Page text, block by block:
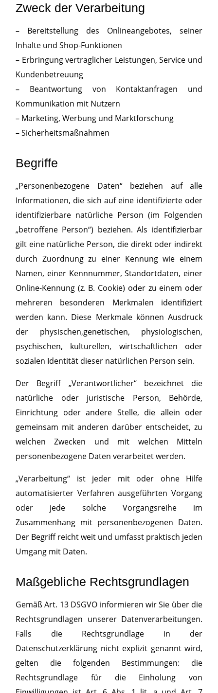
Zweck der Verarbeitung
– Bereitstellung des Onlineangebotes, seiner
Inhalte und Shop-Funktionen
– Erbringung vertraglicher Leistungen, Service und
Kundenbetreuung
– Beantwortung von Kontaktanfragen und
Kommunikation mit Nutzern
– Marketing, Werbung und Marktforschung
– Sicherheitsmaßnahmen
Begriffe
„Personenbezogene Daten“ beziehen auf alle
Informationen, die sich auf eine identifizierte oder
identifizierbare natürliche Person (im Folgenden
„betroffene Person“) beziehen. Als identifizierbar
gilt eine natürliche Person, die direkt oder indirekt
durch Zuordnung zu einer Kennung wie einem
Namen, einer Kennnummer, Standortdaten, einer
Online-Kennung (z. B. Cookie) oder zu einem oder
mehreren besonderen Merkmalen identifiziert
werden kann. Diese Merkmale können Ausdruck
der physischen,genetischen, physiologischen,
psychischen, kulturellen, wirtschaftlichen oder
sozialen Identität dieser natürlichen Person sein.
Der Begriff „Verantwortlicher“ bezeichnet die
natürliche oder juristische Person, Behörde,
Einrichtung oder andere Stelle, die allein oder
gemeinsam mit anderen darüber entscheidet, zu
welchen Zwecken und mit welchen Mitteln
personenbezogene Daten verarbeitet werden.
„Verarbeitung“ ist jeder mit oder ohne Hilfe
automatisierter Verfahren ausgeführten Vorgang
oder jede solche Vorgangsreihe im
Zusammenhang mit personenbezogenen Daten.
Der Begriff reicht weit und umfasst praktisch jeden
Umgang mit Daten.
Maßgebliche Rechtsgrundlagen
Gemäß Art. 13 DSGVO informieren wir Sie über die
Rechtsgrundlagen unserer Datenverarbeitungen.
Falls die Rechtsgrundlage in der
Datenschutzerklärung nicht explizit genannt wird,
gelten die folgenden Bestimmungen: die
Rechtsgrundlage für die Einholung von